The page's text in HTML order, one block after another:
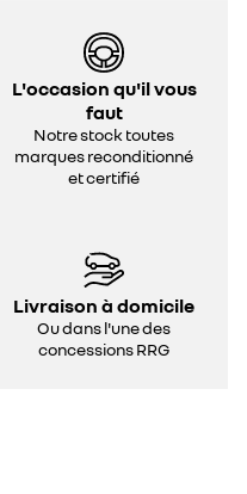
L'occasion qu'il vous
faut
Notre stock toutes
marques reconditionné
et certifié
Livraison à domicile
Ou dans l'une des
concessions RRG